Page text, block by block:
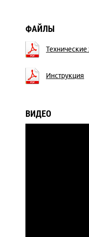
ФАЙЛЫ
Технические
Инструкция
ВИДЕО